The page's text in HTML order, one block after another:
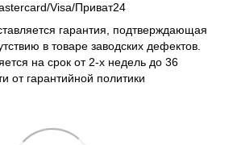
Visa/Приват24
гарантия, подтверждающая
в товаре заводских дефектов.
на срок от 2-х недель до 36
от гарантийной политики